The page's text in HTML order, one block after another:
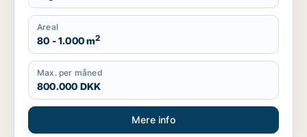
Areal
80 - 1.000 m2
Max. per måned
800.000 DKK
Mere info